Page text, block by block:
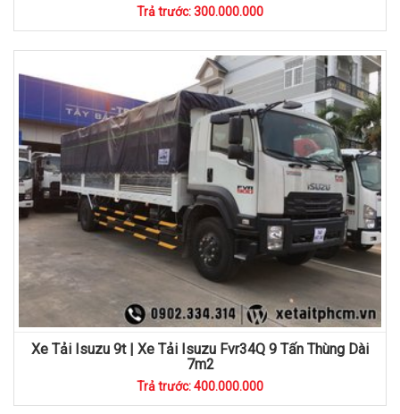
Trả trước: 300.000.000
Xe Tải Isuzu 9t | Xe Tải Isuzu Fvr34Q 9 Tấn Thùng Dài
7m2
Trả trước: 400.000.000